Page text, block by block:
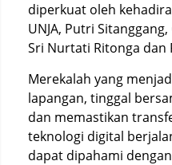
diperkuat oleh
UNJA, Putri
Sri Nurtati Ritonga dan
Merekalah yang
lapangan, tinggal
dan memastikan
teknologi digital
dapat dipahami